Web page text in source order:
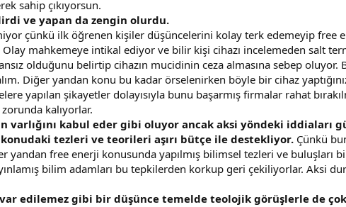
sahip çıkıyorsun.
ve yapan da zengin olurdu.
çünkü ilk öğrenen kişiler düşüncelerini kolay terk edemeyip free
mahkemeye intikal ediyor ve bilir kişi cihazı incelemeden salt
olduğunu belirtip cihazın mucidinin ceza almasına sebep oluyor.
Diğer yandan konu bu kadar örselenirken böyle bir cihaz
yapılan şikayetler dolayısıyla bunu başarmış firmalar rahat
kalıyorlar.
varlığını kabul eder gibi oluyor ancak aksi yöndeki iddiaları
tezleri ve teorileri aşırı bütçe ile destekliyor. Çünkü
yandan free enerji konusunda yapılmış bilimsel tezleri ve buluşları
bilim adamları bu tepkilerden korkup geri çekiliyorlar. Aksi
edilemez gibi bir düşünce temelde teolojik görüşlerle de